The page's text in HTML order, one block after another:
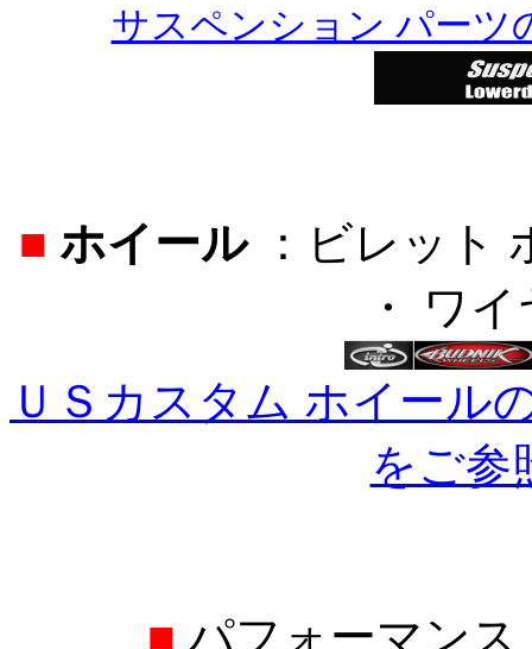
サスペンション パーツ
■ ホイール：ビレット
・ ワ
ＵＳカスタム ホイール
をご参
■ パフォーマン